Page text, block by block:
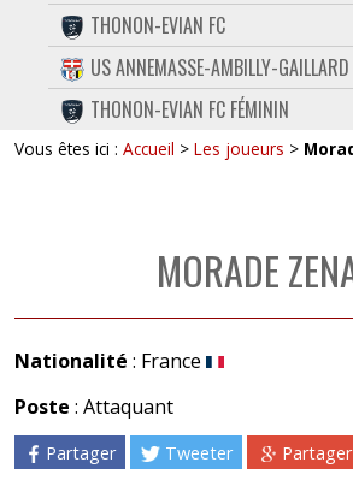
CONTACT
FACEBOOK
TWITTER
THONON-EVIAN FC
US ANNEMASSE-AMBILLY-GAILLARD
THONON-EVIAN FC FÉMININ
Vous êtes ici : Accueil > Les joueurs >
MORADE
Nationalité : France
Poste : Attaquant
Partager Tweeter Partager